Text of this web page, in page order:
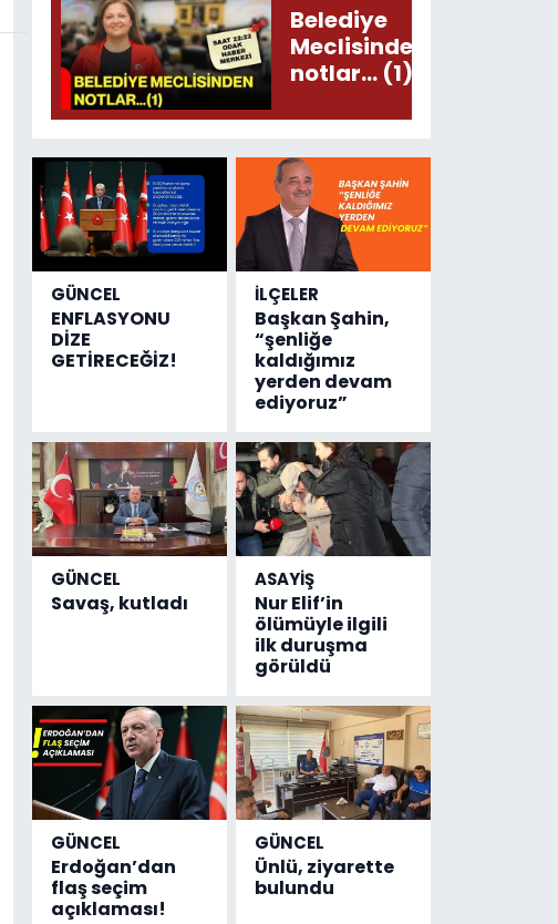
Belediye
Meclisinden
notlar... (1)
GÜNCEL
ENFLASYONU
DİZE
GETİRECEĞİZ!
İLÇELER
Başkan Şahin,
“şenliğe
kaldığımız
yerden devam
ediyoruz”
GÜNCEL
Savaş, kutladı
ASAYİŞ
Nur Elif’in
ölümüyle ilgili
ilk duruşma
görüldü
GÜNCEL
Erdoğan’dan
flaş seçim
açıklaması!
GÜNCEL
Ünlü, ziyarette
bulundu